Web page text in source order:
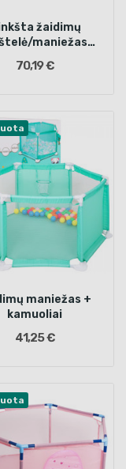
žaidimų
maniežas
70,19 €
maniežas +
kamuoliai
41,25 €